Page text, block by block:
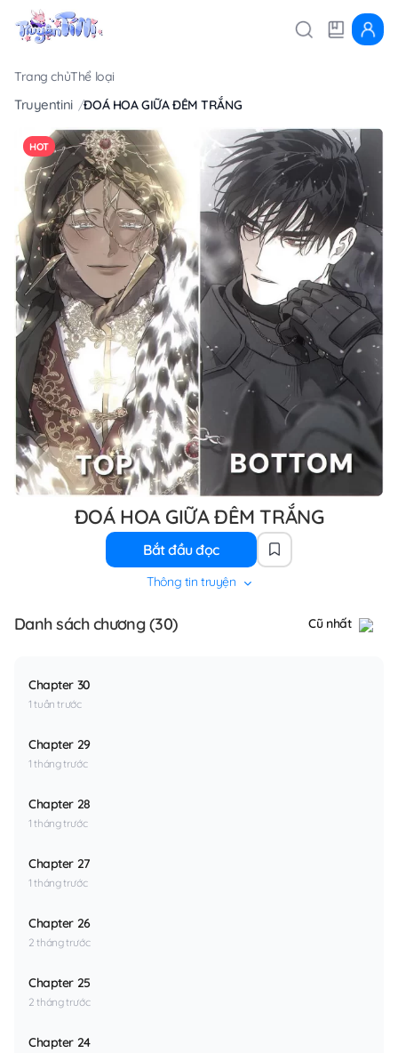
Trang chủThể loại
Truyentini ĐOÁ HOA GIỮA ĐÊM TRẮNG
HOT
ĐOÁ HOA GIỮA ĐÊM TRẮNG
Bắt đầu đọc
Thông tin truyện
Danh sách chương (30) Cũ nhất
Chapter 30
1 tuần trước
Chapter 29
1 tháng trước
Chapter 28
1 tháng trước
Chapter 27
1 tháng trước
Chapter 26
2 tháng trước
Chapter 25
2 tháng trước
Chapter 24